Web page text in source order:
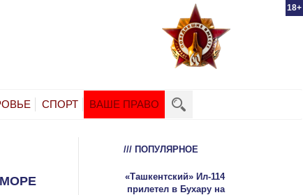
18+
СПОРТ ВАШЕ ПРАВО
/// ПОПУЛЯРНОЕ
«Ташкентский» Ил-114
прилетел в Бухару на